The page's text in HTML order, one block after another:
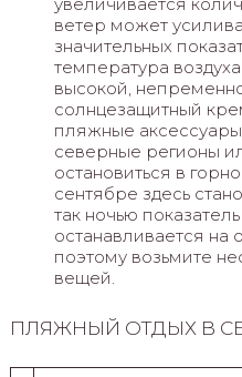
ветер может
значительных
температура
высокой,
солнцезащитный
пляжные
северные регионы
остановиться в
сентябре здесь
так ночью
останавливается на
поэтому возьмите
вещей.
ПЛЯЖНЫЙ ОТДЫХ В